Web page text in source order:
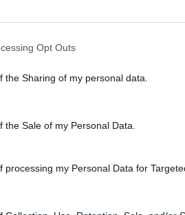
Opt Outs
the Sharing of my personal data.
the Sale of my Personal Data.
processing my Personal Data for
de Anadia